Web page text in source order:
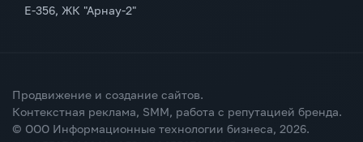
Е-356, ЖК "Арнау-2"
Продвижение и создание сайтов.
Контекстная реклама, SMM, работа с репутацией бренда.
© ООО Информационные технологии бизнеса, 2026.